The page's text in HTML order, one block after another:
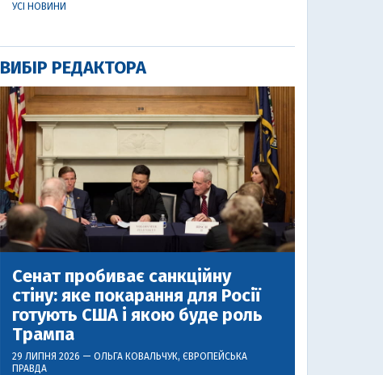
УСІ НОВИНИ
ВИБІР РЕДАКТОРА
Сенат пробиває санкційну
стіну: яке покарання для Росії
готують США і якою буде роль
Трампа
29 ЛИПНЯ 2026 — ОЛЬГА КОВАЛЬЧУК, ЄВРОПЕЙСЬКА
ПРАВДА